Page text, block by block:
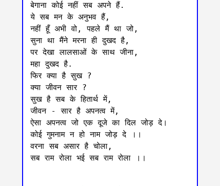
बेगाना कोई नहीं सब अपने हैं.
ये सब मन के अनुभव हैं,
नहीं हूँ अभी वो, पहले मैं था जो,
सुना था मैंने मरना ही दुखद है,
पर देखा लालसाओं के साथ जीना,
महा दुखद है.
फिर क्या है सुख ?
क्या जीवन सार ?
सुख है सब के हितार्थ में,
जीवन - सार है अपनत्व में,
ऐसा अपनत्व जो एक दूजे का दिल जोड़ दे।
कोई गुमनाम न हो नाम जोड़ दे ।।
वरना सब असार है चोला,
सब राम रोला भई सब राम रोला ।।